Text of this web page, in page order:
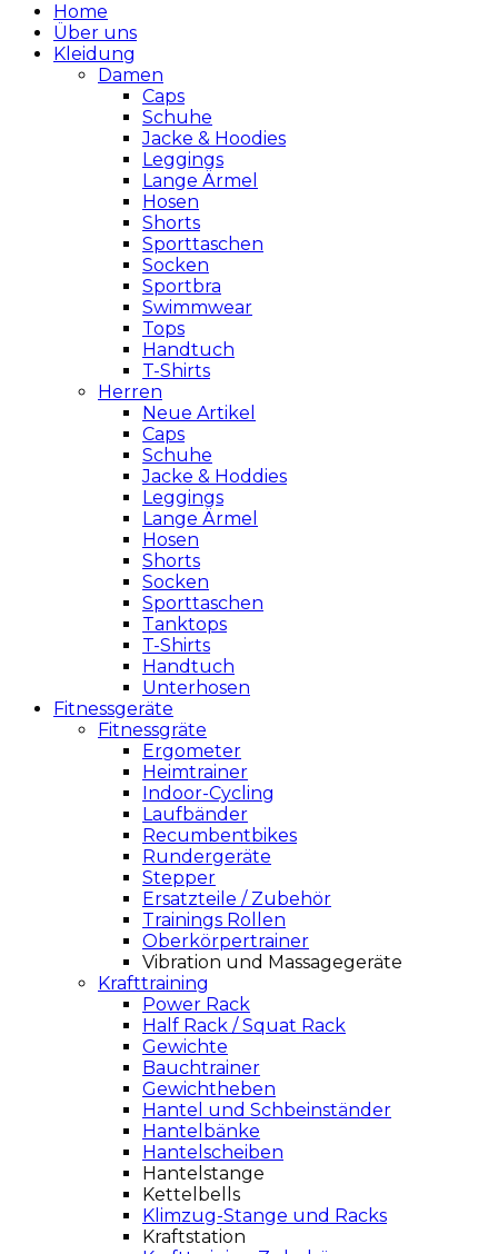
Home
Über uns
Kleidung
Damen
Caps
Schuhe
Jacke & Hoodies
Leggings
Lange Ärmel
Hosen
Shorts
Sporttaschen
Socken
Sportbra
Swimmwear
Tops
Handtuch
T-Shirts
Herren
Neue Artikel
Caps
Schuhe
Jacke & Hoddies
Leggings
Lange Ärmel
Hosen
Shorts
Socken
Sporttaschen
Tanktops
T-Shirts
Handtuch
Unterhosen
Fitnessgeräte
Fitnessgräte
Ergometer
Heimtrainer
Indoor-Cycling
Laufbänder
Recumbentbikes
Rundergeräte
Stepper
Ersatzteile / Zubehör
Trainings Rollen
Oberkörpertrainer
Vibration und Massagegeräte
Krafttraining
Power Rack
Half Rack / Squat Rack
Gewichte
Bauchtrainer
Gewichtheben
Hantel und Schbeinständer
Hantelbänke
Hantelscheiben
Hantelstange
Kettelbells
Klimzug-Stange und Racks
Kraftstation